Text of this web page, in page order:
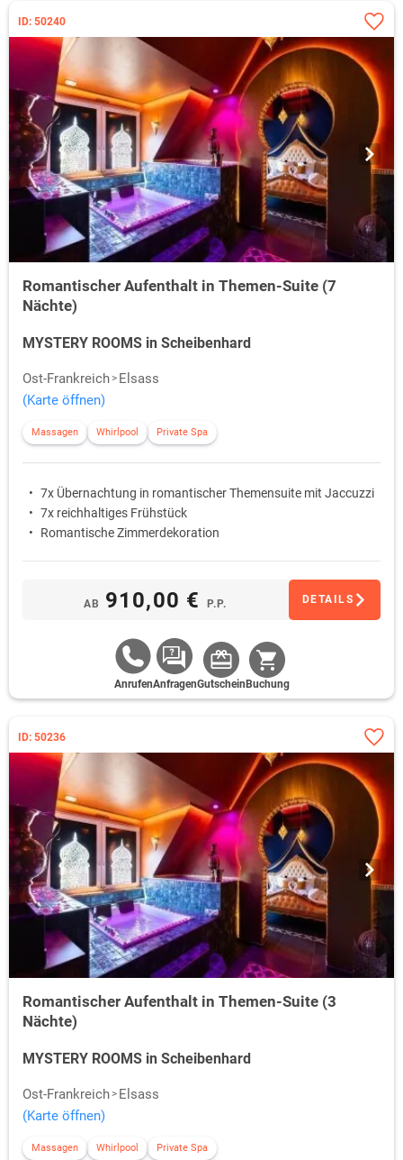
ID: 50240
Romantischer Aufenthalt in Themen-Suite (7
Nächte)
MYSTERY ROOMS in Scheibenhard
Ost-Frankreich
Elsass
(Karte öffnen)
Massagen Whirlpool Private Spa
7x Übernachtung in romantischer Themensuite mit Jaccuzzi
7x reichhaltiges Frühstück
Romantische Zimmerdekoration
AB 910,00 € P.P. DETAILS
AnrufenAnfragenGutschein Buchung
ID: 50236
Romantischer Aufenthalt in Themen-Suite (3
Nächte)
MYSTERY ROOMS in Scheibenhard
Ost-Frankreich
Elsass
(Karte öffnen)
Massagen Whirlpool Private Spa